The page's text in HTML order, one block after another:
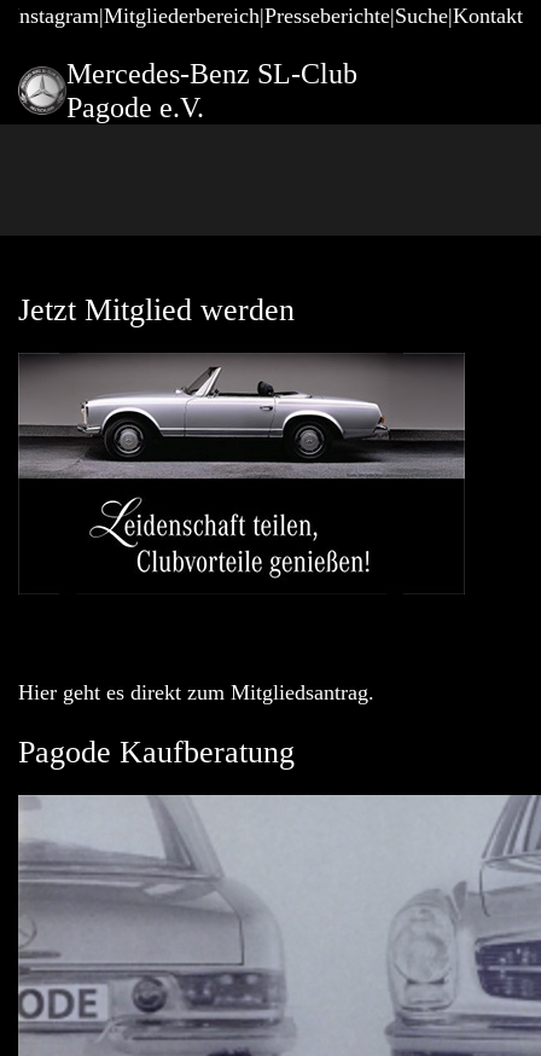
Mitgliederbereich Presseberichte Suche Kontakt
Mercedes-Benz SL-Club
Pagode e.V.
Jetzt Mitglied werden
Hier geht es direkt zum Mitgliedsantrag.
Pagode Kaufberatung